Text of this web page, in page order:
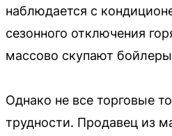
наблюдается с
сезонного отключения
массово скупают
Однако не все торговые
трудности. Продавец из